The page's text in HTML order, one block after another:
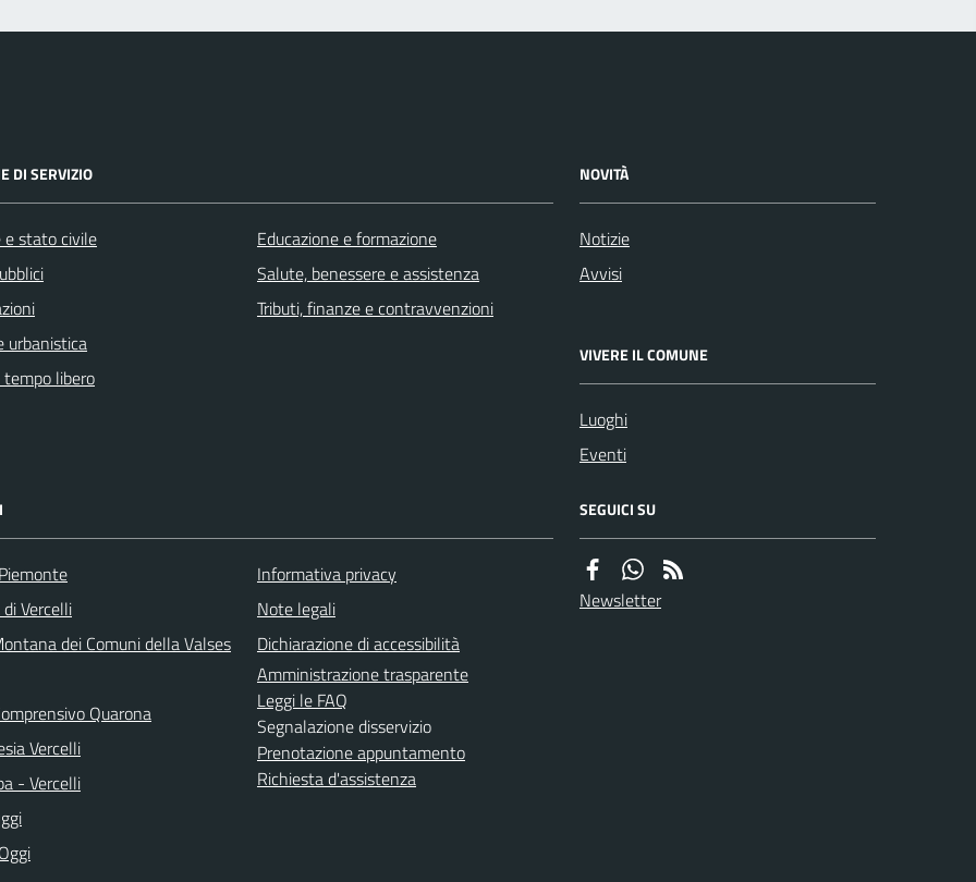
DI SERVIZIO
e stato civile
urbanistica
libero
Educazione e formazione
Salute, benessere e assistenza
Tributi, finanze e contravvenzioni
NOVITÀ
Notizie
Avvisi
VIVERE IL COMUNE
Luoghi
Eventi
Vercelli
dei Comuni della Valses
Quarona
Vercelli
- Vercelli
Informativa privacy
Note legali
Dichiarazione di accessibilità
Amministrazione trasparente
Leggi le FAQ
Segnalazione disservizio
Prenotazione appuntamento
Richiesta d'assistenza
SEGUICI SU
Newsletter